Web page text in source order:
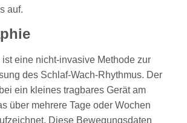
auf.
eine nicht-invasive Methode zur
des Schlaf-Wach-Rhythmus. Der
ein kleines tragbares Gerät am
über mehrere Tage oder Wochen
Diese Bewegungsdaten